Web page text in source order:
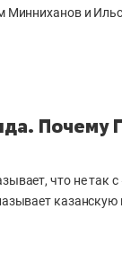
Минниханов и
Почему
что не так
казанскую